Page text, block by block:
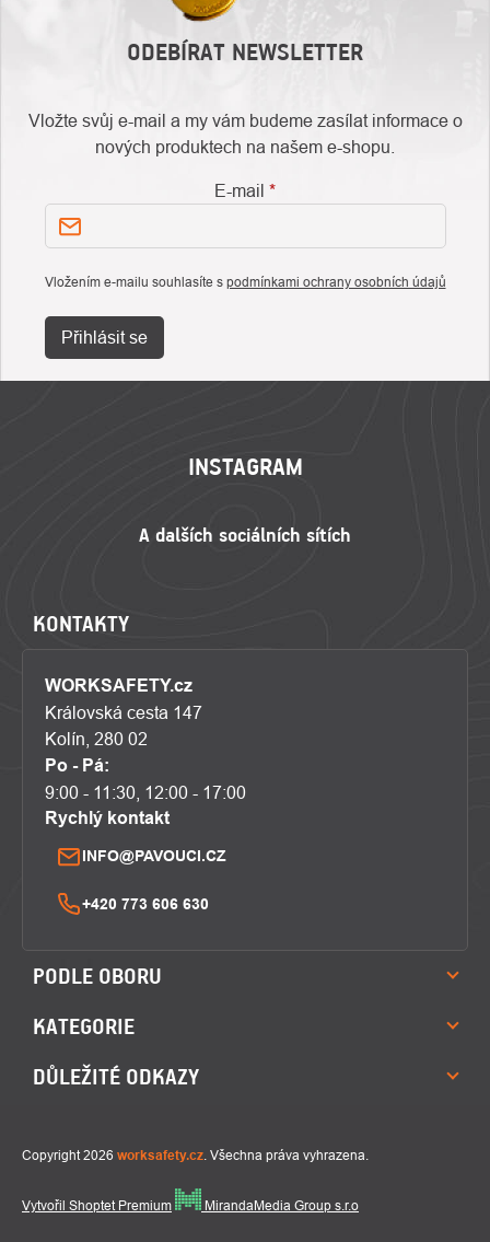
ODEBÍRAT NEWSLETTER
Vložte svůj e-mail a my vám budeme zasílat informace o
nových produktech na našem e-shopu.
E-mail
Vložením e-mailu souhlasíte s podmínkami ochrany osobních údajů
Přihlásit se
INSTAGRAM
KONTAKTY
WORKSAFETY.cz
Královská cesta 147
Kolín, 280 02
Po - Pá:
9:00 - 11:30, 12:00 - 17:00
Rychlý kontakt
INFO@PAVOUCI.CZ
+420 773 606 630
PODLE OBORU
KATEGORIE
DŮLEŽITÉ ODKAZY
Vytvořil Shoptet Premium MirandaMedia Group s.r.o
Copyright 2026 worksafety.cz. Všechna práva vyhrazena.